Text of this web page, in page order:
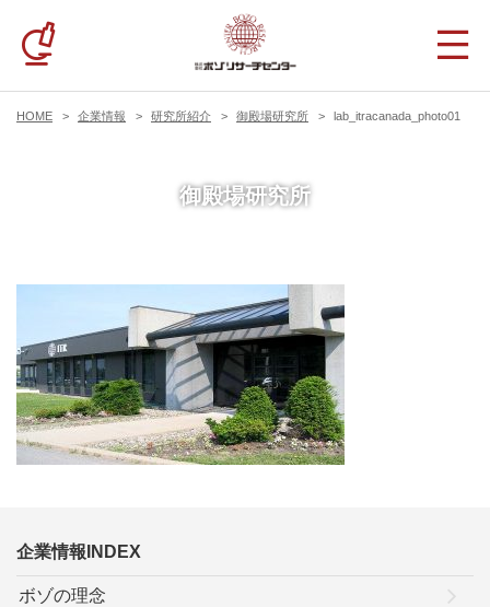
HOME 企業情報 研究所紹介 御殿場研究所 lab_itracanada_photo01
御殿場研究所
企業情報INDEX
ボゾの理念